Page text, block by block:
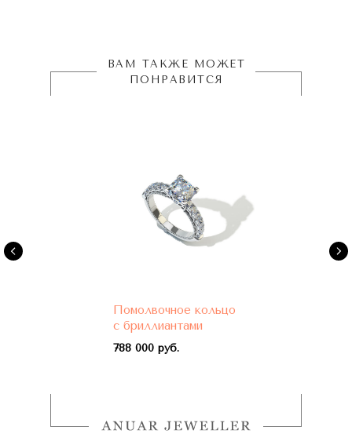
ВАМ ТАКЖЕ МОЖЕТ
ПОНРАВИТСЯ
Помолвочное кольцо
с бриллиантами
788 000 руб.